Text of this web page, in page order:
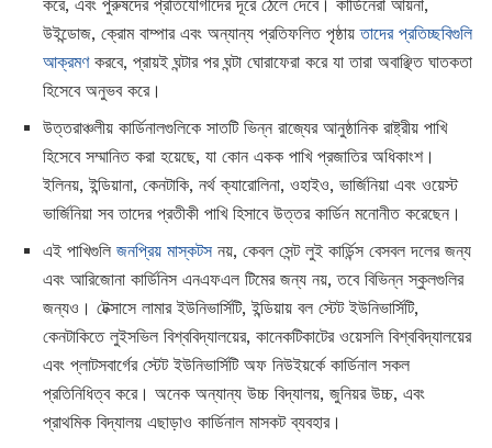
করে, এবং পুরুষদের প্রতিযোগীদের দূরে ঠেলে দেবে। কার্ডিনেরা আয়না,
উইন্ডোজ, ক্রোম বাম্পার এবং অন্যান্য প্রতিফলিত পৃষ্ঠায়তাদের প্রতিচ্ছবিগুলি
আক্রমণকরবে, প্রায়ই ঘন্টার পর ঘন্টা ঘোরাফেরা করে যা তারা অবাঞ্ছিত ঘাতকতা
হিসেবে অনুভব করে।
উত্তরাঞ্চলীয় কার্ডিনালগুলিকে সাতটি ভিন্ন রাজ্যের আনুষ্ঠানিক রাষ্ট্রীয় পাখি
হিসেবে সম্মানিত করা হয়েছে, যা কোন একক পাখি প্রজাতির অধিকাংশ।
ইলিনয়, ইন্ডিয়ানা, কেনটাকি, নর্থ ক্যারোলিনা, ওহাইও, ভার্জিনিয়া এবং ওয়েস্ট
ভার্জিনিয়া সব তাদের প্রতীকী পাখি হিসাবে উত্তর কার্ডিন মনোনীত করেছেন।
এই পাখিগুলি জনপ্রিয় মাস্কটসনয়, কেবল সেন্ট লুই কার্ডিন্স বেসবল দলের জন্য
এবং আরিজোনা কার্ডিনিস এনএফএল টিমের জন্য নয়, তবে বিভিন্ন স্কুলগুলির
জন্যও। টেক্সাসে লামার ইউনিভার্সিটি, ইন্ডিয়ায় বল স্টেট ইউনিভার্সিটি,
কেনটাকিতে লুইসভিল বিশ্ববিদ্যালয়ের, কানেকটিকাটের ওয়েসলি বিশ্ববিদ্যালয়ের
এবং প্লাটসবার্গের স্টেট ইউনিভার্সিটি অফ নিউইয়র্কে কার্ডিনাল সকল
প্রতিনিধিত্ব করে। অনেক অন্যান্য উচ্চ বিদ্যালয়, জুনিয়র উচ্চ, এবং
প্রাথমিক বিদ্যালয় এছাড়াও কার্ডিনাল মাসকট ব্যবহার।